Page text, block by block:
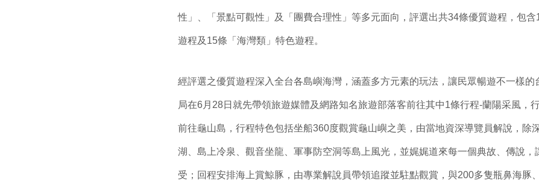
性」、「景點可觀性」及「團費合理性」等多元面向，評選出共34條優質遊程，包
遊程及15條「海灣類」特色遊程。
經評選之優質遊程深入全台各島嶼海灣，涵蓋多方元素的玩法，讓民眾暢遊不一樣的
局在6月28日就先帶領旅遊媒體及網路知名旅遊部落客前往其中1條行程-蘭陽采風，
前往龜山島，行程特色包括坐船360度觀賞龜山嶼之美，由當地資深導覽員解說，除
湖、島上冷泉、觀音坐龍、軍事防空洞等島上風光，並娓娓道來每一個典故、傳說，
受；回程安排海上賞鯨豚，由專業解說員帶領追蹤並駐點觀賞，與200多隻瓶鼻海豚